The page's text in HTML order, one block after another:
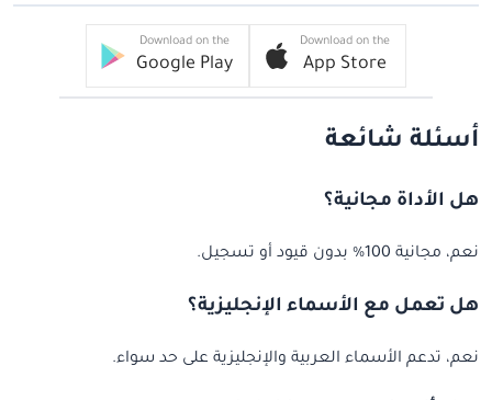
Download on the
App Store
Download on the
Google Play
أسئلة شائعة
هل الأداة مجانية؟
نعم، مجانية 100% بدون قيود أو تسجيل.
هل تعمل مع الأسماء الإنجليزية؟
نعم، تدعم الأسماء العربية والإنجليزية على حد سواء.